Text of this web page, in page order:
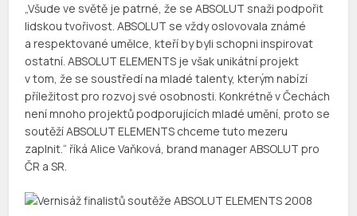
„Všude ve světě je patrné, že se ABSOLUT snaži podpořit
lidskou tvořivost. ABSOLUT se vždy oslovovala známé
a respektované umělce, kteří by byli schopni inspirovat
ostatní. ABSOLUT ELEMENTS je však unikátní projekt
v tom, že se soustředí na mladé talenty, kterým nabízí
příležitost pro rozvoj své osobnosti. Konkrétně v Čechách
není mnoho projektů podporujících mladé umění, proto se
soutěží ABSOLUT ELEMENTS chceme tuto mezeru
zaplnit.“ říká Alice Vaňková, brand manager ABSOLUT pro
ČR a SR.